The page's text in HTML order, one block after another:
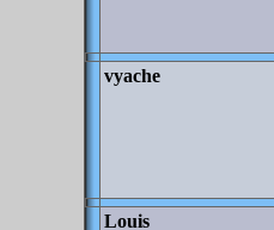
vyache
Louis